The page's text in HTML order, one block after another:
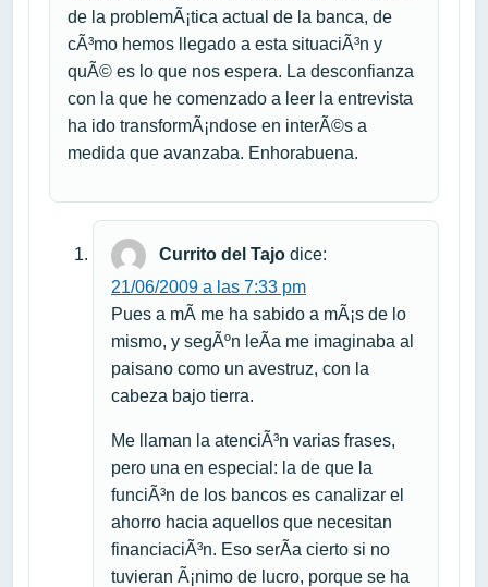
de la problemÃ¡tica actual de la banca, de
cÃ³mo hemos llegado a esta situaciÃ³n y
quÃ© es lo que nos espera. La desconfianza
con la que he comenzado a leer la entrevista
ha ido transformÃ¡ndose en interÃ©s a
medida que avanzaba. Enhorabuena.
Currito del Tajo dice:
21/06/2009 a las 7:33 pm
Pues a mÃ­ me ha sabido a mÃ¡s de lo
mismo, y segÃºn leÃ­a me imaginaba al
paisano como un avestruz, con la
cabeza bajo tierra.
Me llaman la atenciÃ³n varias frases,
pero una en especial: la de que la
funciÃ³n de los bancos es canalizar el
ahorro hacia aquellos que necesitan
financiaciÃ³n. Eso serÃ­a cierto si no
tuvieran Ã¡nimo de lucro, porque se ha